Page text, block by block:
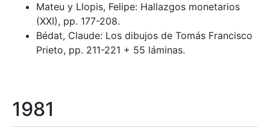
Mateu y Llopis, Felipe: Hallazgos monetarios
(XXI), pp. 177-208.
Bédat, Claude: Los dibujos de Tomás Francisco
Prieto, pp. 211-221 + 55 láminas.
1981